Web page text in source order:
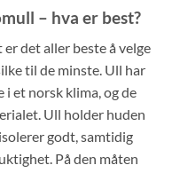
– hva er best?
det aller beste å velge
til de minste. Ull har
et norsk klima, og de
Ull holder huden
godt, samtidig
På den måten